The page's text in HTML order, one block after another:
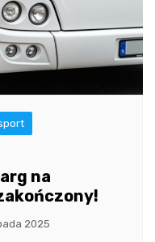
na
2025